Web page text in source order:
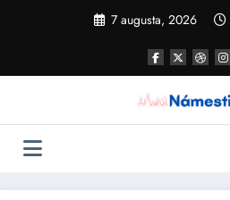
7 augusta, 2026